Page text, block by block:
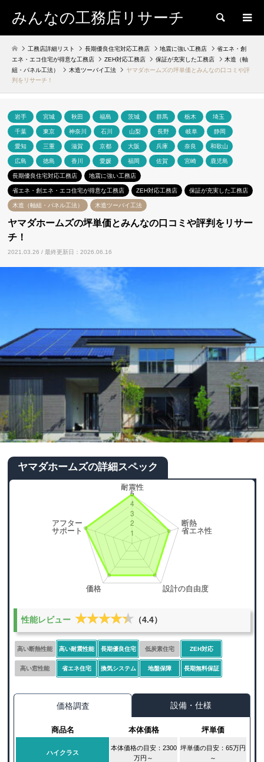
みんなの工務店リサーチ 検索
工務店詳細リスト 長期優良住宅対応工務店 地震に強い工務店
省エネ・創
エネ・エコ住宅が得意な工務店
ZEH対応工務店 保証が充実した工務店
木造（軸
組・パネル工法）
木造ツーバイ工法
ヤマダホームズの坪単価とみんなの口コミや評
判をリサーチ！
岩手 宮城 秋田 福島 茨城 群馬 栃木 埼玉
千葉 東京 神奈川 石川 山梨 長野 岐阜 静岡
愛知 三重 滋賀 京都 大阪 兵庫 奈良 和歌山
広島 徳島 香川 愛媛 福岡 佐賀 宮崎 鹿児島
長期優良住宅対応工務店 地震に強い工務店
省エネ・創エネ・エコ住宅が得意な工務店 ZEH対応工務店 保証が充実した工務店
木造（軸組・パネル工法） 木造ツーバイ工法
ヤマダホームズの坪単価とみんなの口コミや評判をリサー
チ！
2021.03.26 / 最終更新日：2026.06.16
ヤマダホームズの詳細スペック
性能レビュー ★★★★★
★★★★★ （4.4）
高い断熱性能 高い耐震性能 長期優良住宅 低炭素住宅 ZEH対応
高い窓性能 省エネ住宅 換気システム 地盤保障 長期無料保証
価格調査 設備・仕様
商品名 本体価格 坪単価
ハイクラス
本体価格の目安：2300
万円～
坪単価の目安：65万円
～